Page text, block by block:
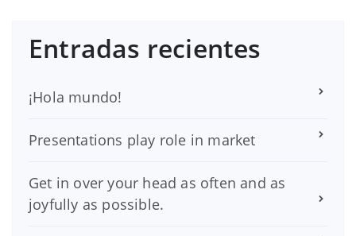
Entradas recientes
¡Hola mundo!
Presentations play role in market
Get in over your head as often and as
joyfully as possible.